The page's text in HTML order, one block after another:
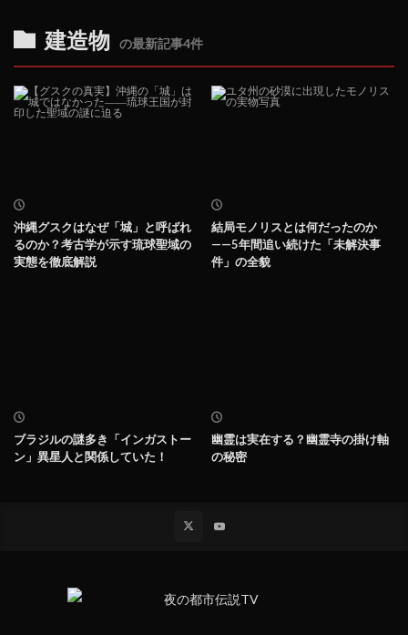
建造物 の最新記事4件
沖縄グスクはなぜ「城」と呼ばれ
るのか？考古学が示す琉球聖域の
実態を徹底解説
結局モノリスとは何だったのか
——5年間追い続けた「未解決事
件」の全貌
ブラジルの謎多き「インガストー
ン」異星人と関係していた！
幽霊は実在する？幽霊寺の掛け軸
の秘密